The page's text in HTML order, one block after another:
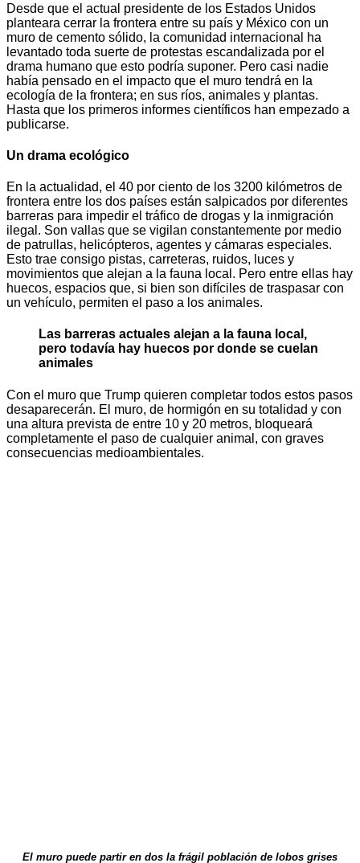
Desde que el actual presidente de los Estados Unidos
planteara cerrar la frontera entre su país y México con un
muro de cemento sólido, la comunidad internacional ha
levantado toda suerte de protestas escandalizada por el
drama humano que esto podría suponer. Pero casi nadie
había pensado en el impacto que el muro tendrá en la
ecología de la frontera; en sus ríos, animales y plantas.
Hasta que los primeros informes científicos han empezado a
publicarse.
Un drama ecológico
En la actualidad, el 40 por ciento de los 3200 kilómetros de
frontera entre los dos países están salpicados por diferentes
barreras para impedir el tráfico de drogas y la inmigración
ilegal. Son vallas que se vigilan constantemente por medio
de patrullas, helicópteros, agentes y cámaras especiales.
Esto trae consigo pistas, carreteras, ruidos, luces y
movimientos que alejan a la fauna local. Pero entre ellas hay
huecos, espacios que, si bien son difíciles de traspasar con
un vehículo, permiten el paso a los animales.
Las barreras actuales alejan a la fauna local,
pero todavía hay huecos por donde se cuelan
animales
Con el muro que Trump quieren completar todos estos pasos
desaparecerán. El muro, de hormigón en su totalidad y con
una altura prevista de entre 10 y 20 metros, bloqueará
completamente el paso de cualquier animal, con graves
consecuencias medioambientales.
El muro puede partir en dos la frágil población de lobos grises